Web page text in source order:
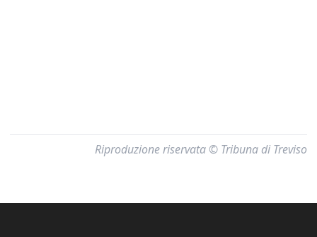
Riproduzione riservata © Tribuna di Treviso